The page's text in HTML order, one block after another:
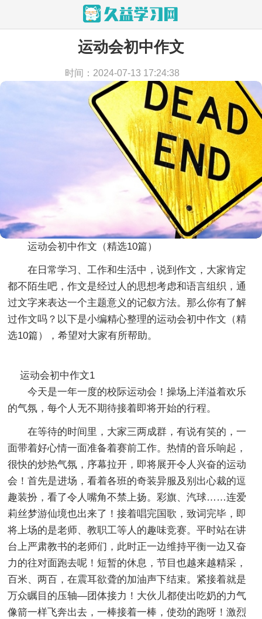
当前位置：首页 > 作文 > 初中作文
运动会初中作文
时间：2024-07-13 17:24:38
运动会初中作文（精选10篇）
在日常学习、工作和生活中，说到作文，大家肯定
都不陌生吧，作文是经过人的思想考虑和语言组织，通
过文字来表达一个主题意义的记叙方法。那么你有了解
过作文吗？以下是小编精心整理的运动会初中作文（精
选10篇），希望对大家有所帮助。
运动会初中作文1
今天是一年一度的校际运动会！操场上洋溢着欢乐
的气氛，每个人无不期待接着即将开始的行程。
在等待的时间里，大家三两成群，有说有笑的，一
面带着好心情一面准备着赛前工作。热情的音乐响起，
很快的炒热气氛，序幕拉开，即将展开令人兴奋的运动
会！首先是进场，看着各班的奇装异服及别出心裁的逗
趣装扮，看了令人嘴角不禁上扬。彩旗、汽球……连爱
莉丝梦游仙境也出来了！接着唱完国歌，致词完毕，即
将上场的是老师、教职工等人的趣味竞赛。平时站在讲
台上严肃教书的老师们，此时正一边维持平衡一边又奋
力的往对面跑去呢！短暂的休息，节目也越来越精采，
百米、两百，在震耳欲聋的加油声下结束。紧接着就是
万众瞩目的压轴—团体接力！大伙儿都使出吃奶的力气
像箭一样飞奔出去，一棒接着一棒，使劲的跑呀！激烈